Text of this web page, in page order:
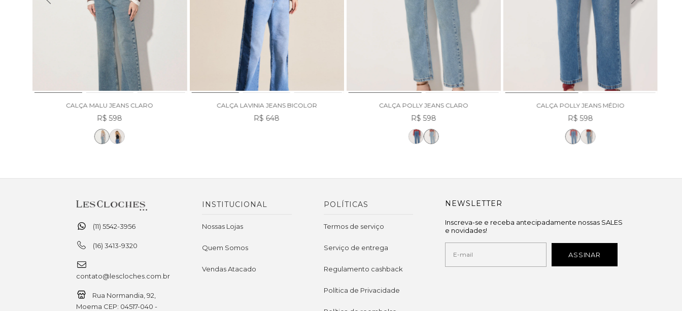
CALÇA MALU JEANS CLARO
R$ 598
CALÇA LAVINIA JEANS BICOLOR
R$ 648
CALÇA POLLY JEANS CLARO
R$ 598
CALÇA POLLY JEANS MÉDIO
R$ 598
(11) 5542-3956
(16) 3413-9320
contato@lescloches.com.br
Rua Normandia, 92,
Moema CEP: 04517-040 -
INSTITUCIONAL
Nossas Lojas
Quem Somos
Vendas Atacado
POLÍTICAS
Termos de serviço
Serviço de entrega
Regulamento cashback
Política de Privacidade
NEWSLETTER
Inscreva-se e receba antecipadamente nossas SALES
e novidades!